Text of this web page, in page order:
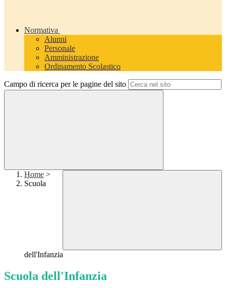
Normativa
Alunni
Personale
Amministrazione
Ordinamento Scolastico
Campo di ricerca per le pagine del sito
Home >
Scuola
dell'Infanzia
Scuola dell'Infanzia